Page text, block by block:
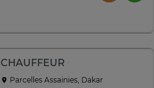
CHAUFFEUR
Parcelles Assainies, Dakar